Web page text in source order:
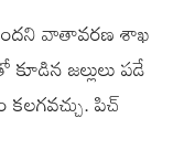
వాతావరణ శాఖ
జల్లులు పడే
పిచ్